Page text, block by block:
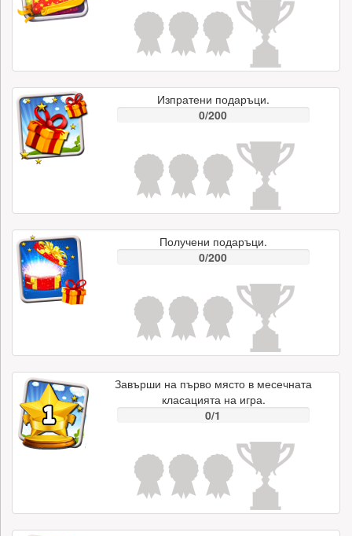
Изпратени подаръци.
0/200
Получени подаръци.
0/200
Завърши на първо място в месечната
класацията на игра.
0/1